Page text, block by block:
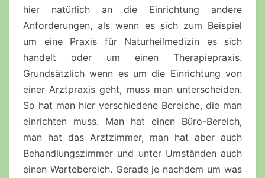
hier natürlich an die Einrichtung andere
Anforderungen, als wenn es sich zum Beispiel
um eine Praxis für Naturheilmedizin es sich
handelt oder um einen Therapiepraxis.
Grundsätzlich wenn es um die Einrichtung von
einer Arztpraxis geht, muss man unterscheiden.
So hat man hier verschiedene Bereiche, die man
einrichten muss. Man hat einen Büro-Bereich,
man hat das Arztzimmer, man hat aber auch
Behandlungszimmer und unter Umständen auch
einen Wartebereich. Gerade je nachdem um was